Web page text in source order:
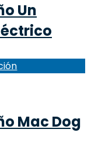
Un
Mac Dog